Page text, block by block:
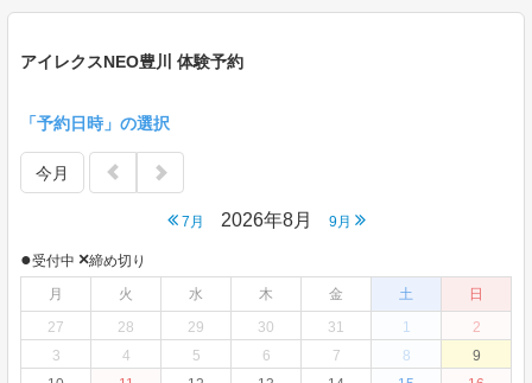
アイレクスNEO豊川 体験予約
「予約日時」の選択
今月
7月 2026年8月 9月
●受付中 ×締め切り
月
火 水 木 金 土
日
27
28 29 30 31 1
2
3
4 5 6 7 8
9